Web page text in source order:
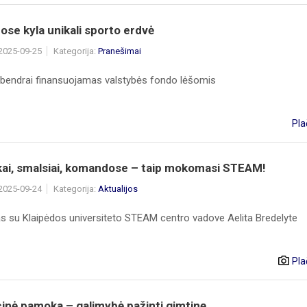
kyla unikali sporto erdvė
09-25 Kategorija: Pranešimai
finansuojamas valstybės fondo lėšomis
smalsiai, komandose – taip mokomasi STEAM!
09-24 Kategorija: Aktualijos
su Klaipėdos universiteto STEAM centro vadove Aelita Bredelyte